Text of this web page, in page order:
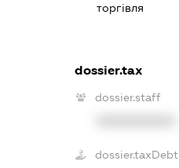
торгівля
dossier.tax
dossier.staff
dossier.taxDebt